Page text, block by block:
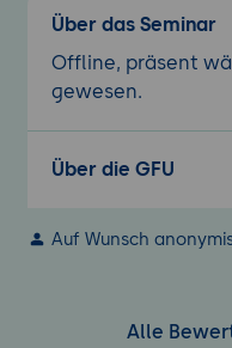
Über das Seminar
Offline, präsent
gewesen.
Über die GFU
Auf Wunsch
Alle